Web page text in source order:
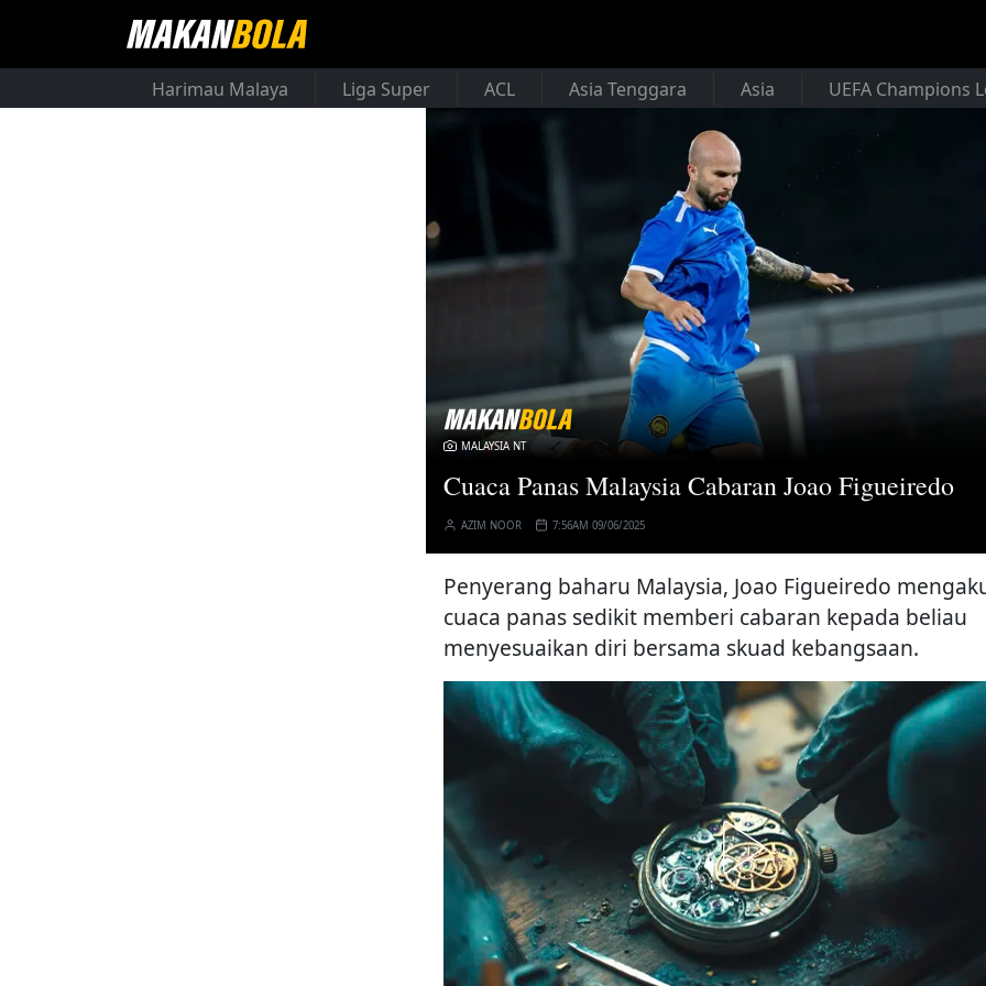
Harimau Malaya Liga Super ACL Asia Tenggara Asia UEFA Champions
MALAYSIA NT
Cuaca Panas Malaysia Cabaran Joao Figueiredo
AZIM NOOR 7:56AM 09/06/2025
Penyerang baharu Malaysia, Joao Figueiredo
cuaca panas sedikit memberi cabaran kepada beliau
menyesuaikan diri bersama skuad kebangsaan.